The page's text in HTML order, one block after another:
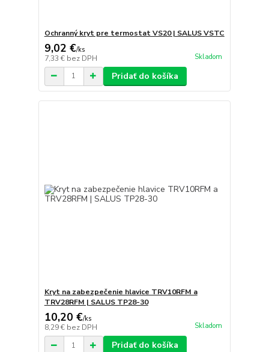
Ochranný kryt pre termostat VS20 | SALUS VSTC
9,02 €/ks
7,33 € bez DPH Skladom
Pridať do košíka
Kryt na zabezpečenie hlavice TRV10RFM a
TRV28RFM | SALUS TP28-30
10,20 €/ks
8,29 € bez DPH Skladom
Pridať do košíka